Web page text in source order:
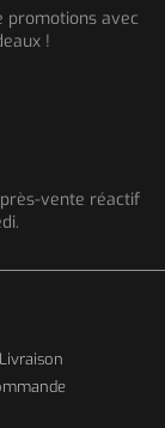
promotions avec
!
vente réactif